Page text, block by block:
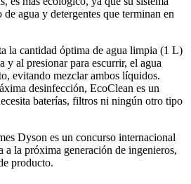
agua y detergentes que terminan en
la cantidad óptima de agua limpia (1 L)
y al presionar para escurrir, el agua
evitando mezclar ambos líquidos.
desinfección, EcoClean es un
baterías, filtros ni ningún otro tipo
Dyson es un concurso internacional
a la próxima generación de ingenieros,
producto.